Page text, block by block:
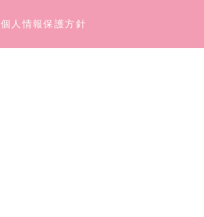
個人情報保護方針